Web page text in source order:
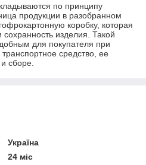
по принципу
продукции в разобранном
коробку, которая
сохранность изделия. Такой
для покупателя при
средство, ее
сборе.
Україна
24 міс